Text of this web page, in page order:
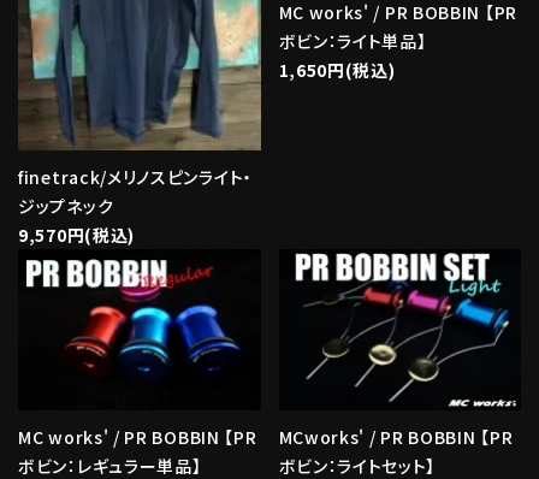
finetrack/メリノスピンライト・
ジップネック
9,570円(税込)
MC works' / PR BOBBIN 【PR
ボビン：ライト単品】
1,650円(税込)
MC works' / PR BOBBIN 【PR
ボビン：レギュラー単品】
MCworks' / PR BOBBIN 【PR
ボビン：ライトセット】